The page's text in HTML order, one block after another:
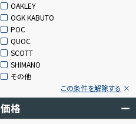
OAKLEY
OGK KABUTO
POC
QUOC
SCOTT
SHIMANO
その他
この条件を解除する
価格 ー